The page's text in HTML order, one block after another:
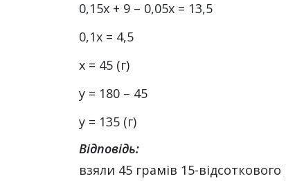
0,15x + 9 – 0,05x = 13,5
0,1x = 4,5
x = 45 (г)
y = 180 – 45
y = 135 (г)
Відповідь:
взяли 45 грамів 15-